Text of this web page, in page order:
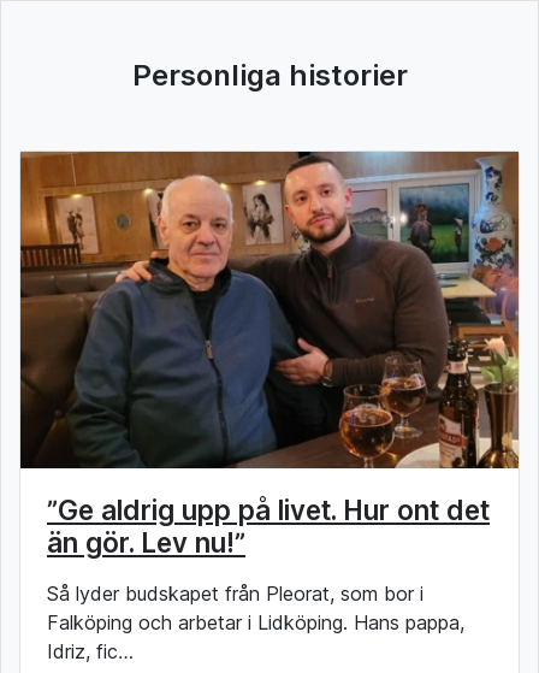
Personliga historier
”Ge aldrig upp på livet. Hur ont det
än gör. Lev nu!”
Så lyder budskapet från Pleorat, som bor i
Falköping och arbetar i Lidköping. Hans pappa,
Idriz, fic…